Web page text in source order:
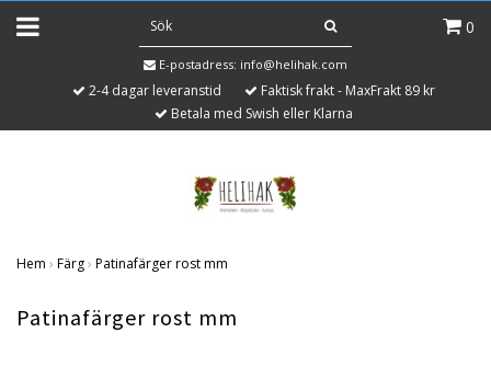
0
E-postadress: info@helihak.com
2-4 dagar leveranstid
Faktisk frakt - MaxFrakt 89 kr
Betala med Swish eller Klarna
Hem › Färg› Patinafärger rost mm
Patinafärger rost mm